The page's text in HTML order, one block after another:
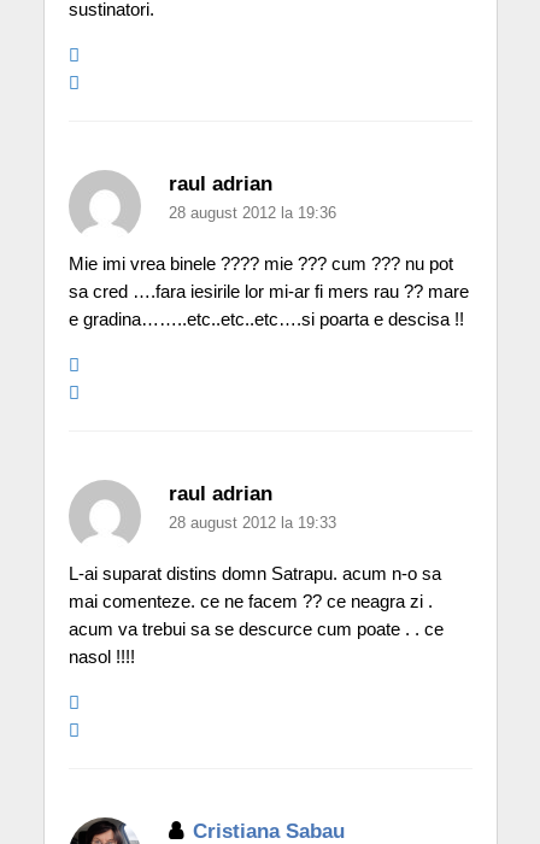
sustinatori.
raul adrian
28 august 2012 la 19:36
Mie imi vrea binele ???? mie ??? cum ??? nu pot
sa cred ….fara iesirile lor mi-ar fi mers rau ?? mare
e gradina……..etc..etc..etc….si poarta e descisa !!
raul adrian
28 august 2012 la 19:33
L-ai suparat distins domn Satrapu. acum n-o sa
mai comenteze. ce ne facem ?? ce neagra zi .
acum va trebui sa se descurce cum poate . . ce
nasol !!!!
Cristiana Sabau